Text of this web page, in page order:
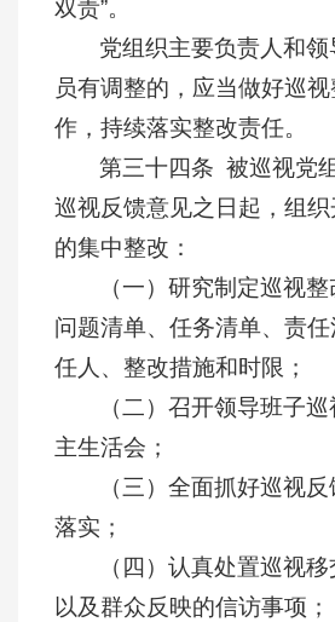
双责”。
党组织主要负责人和
员有调整的，应当做好巡
作，持续落实整改责任。
第三十四条 被巡视党
巡视反馈意见之日起，组织
的集中整改：
（一）研究制定巡视
问题清单、任务清单、责
任人、整改措施和时限；
（二）召开领导班子
主生活会；
（三）全面抓好巡视
落实；
（四）认真处置巡视
以及群众反映的信访事项；